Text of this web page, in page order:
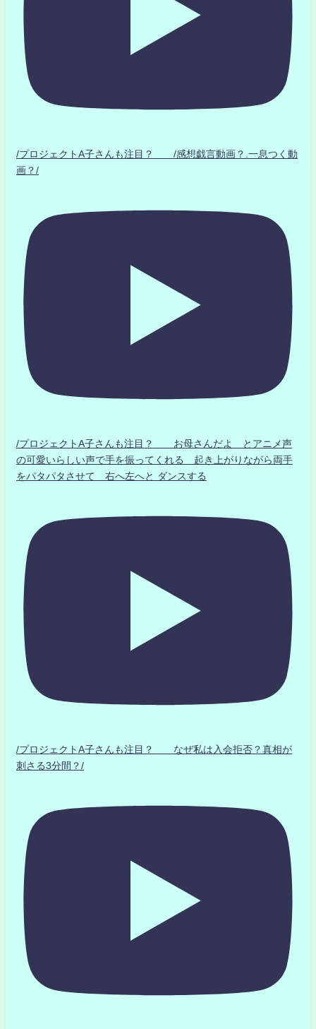
/プロジェクトA子さんも注目？ /感想戯言動画？.一息つく動
画？/
/プロジェクトA子さんも注目？ お母さんだよ とアニメ声
の可愛いらしい声で手を振ってくれる 起き上がりながら両手
をパタパタさせて 右へ左へと ダンスする
/プロジェクトA子さんも注目？ なぜ私は入会拒否？真相が
刺さる3分間？/